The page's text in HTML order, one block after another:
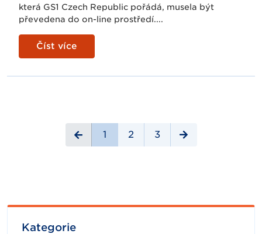
která GS1 Czech Republic pořádá, musela být
převedena do on-line prostředí....
Číst více
1 2 3
Kategorie